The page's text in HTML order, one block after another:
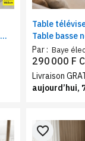
Table
Table basse
élégant
Par : Baye
290 000 F
Livraison
aujourd’hui,
favorite_border